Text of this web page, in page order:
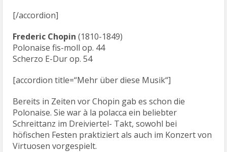
[/accordion]
Frederic Chopin (1810-1849)
Polonaise fis-moll op. 44
Scherzo E-Dur op. 54
[accordion title=“Mehr über diese Musik“]
Bereits in Zeiten vor Chopin gab es schon die
Polonaise. Sie war à la polacca ein beliebter
Schreittanz im Dreiviertel- Takt, sowohl bei
höfischen Festen praktiziert als auch im Konzert von
Virtuosen vorgespielt.